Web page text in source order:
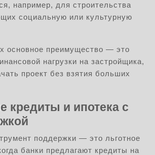
например, для строительства
социальную или культурную
основное преимущество — это
нагрузки на застройщика,
проект без взятия больших
кредиты и ипотека с
поддержки — это льготное
банки предлагают кредиты на